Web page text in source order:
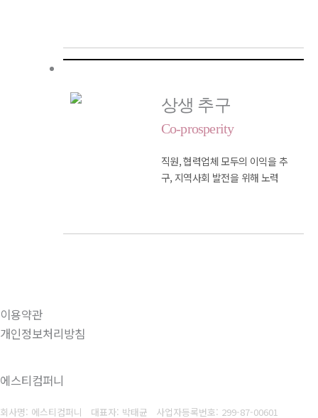
상생 추구
Co-prosperity
직원, 협력업체 모두의 이익을 추
구, 지역사회 발전을 위해 노력
이용약관
개인정보처리방침
에스티컴퍼니
회사명: 에스티컴퍼니 대표자: 박태균 사업자등록번호: 299-87-00601